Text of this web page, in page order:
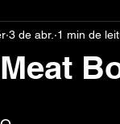
Filmes e
3 de abr. 1 min de
NaN de 5 estrelas.